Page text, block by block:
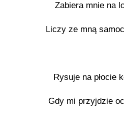
Zabiera mnie na
Liczy ze mną
Rysuje na płocie
Gdy mi przyjdzie